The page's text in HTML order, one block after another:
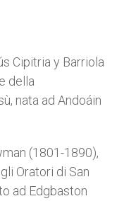
Cipitria y Barriola
della
nata ad Andoáin
(1801-1890),
Oratori di San
ad Edgbaston